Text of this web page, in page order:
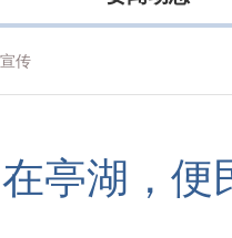
传
在亭湖，便